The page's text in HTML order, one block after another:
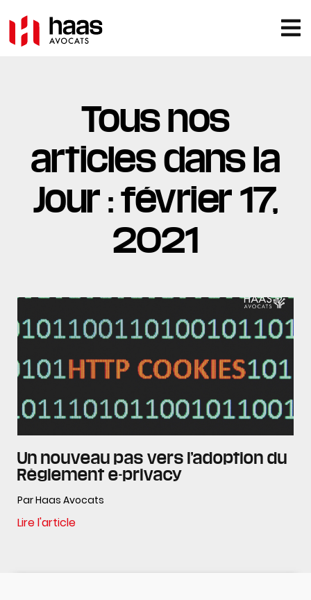
Tous nos
articles dans la
Jour : février 17,
2021
Un nouveau pas vers l’adoption du
Règlement e-privacy
Par Haas Avocats
Lire l'article